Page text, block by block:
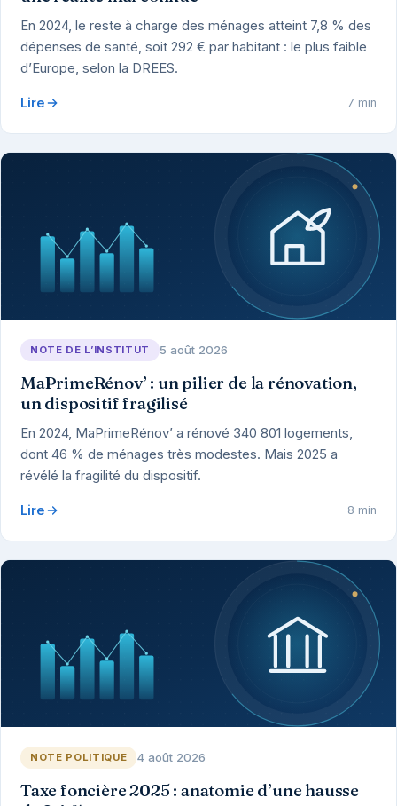
En 2024, le reste à charge des ménages atteint 7,8 % des
dépenses de santé, soit 292 € par habitant : le plus faible
d’Europe, selon la DREES.
Lire 7 min
NOTE DE L’INSTITUT 5 août 2026
MaPrimeRénov’ : un pilier de la rénovation,
un dispositif fragilisé
En 2024, MaPrimeRénov’ a rénové 340 801 logements,
dont 46 % de ménages très modestes. Mais 2025 a
révélé la fragilité du dispositif.
Lire 8 min
NOTE POLITIQUE 4 août 2026
Taxe foncière 2025 : anatomie d’une hausse